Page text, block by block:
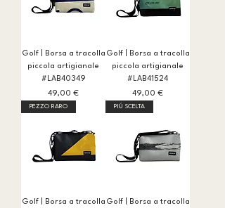
Golf | Borsa a tracolla
piccola artigianale
#LAB40349
Prezzo
49,00 €
Golf | Borsa a tracolla
piccola artigianale
#LAB41524
Prezzo
49,00 €
PEZZO RARO
Golf | Borsa a tracolla
PIÚ SCELTA
Golf | Borsa a tracolla